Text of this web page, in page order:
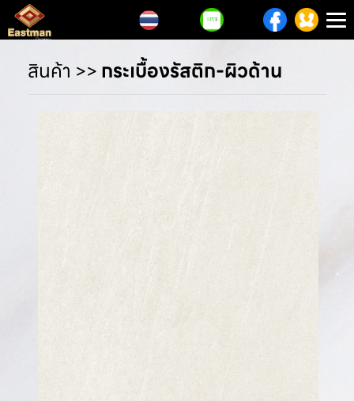
สินค้า >>กระเบื้องรัสติก-ผิวด้าน